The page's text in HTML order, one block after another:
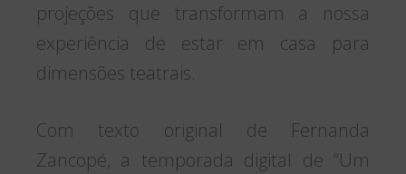
projeções que transformam a nossa
experiência de estar em casa para
dimensões teatrais.
Com texto original de Fernanda
Zancopé, a temporada digital de “Um